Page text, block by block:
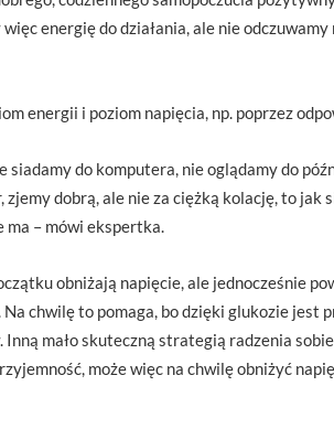
energię do działania, ale nie odczuwamy
energii i poziom napięcia, np. poprzez
siadamy do komputera, nie oglądamy do
dobrą, ale nie za ciężką kolację, to jak
ma – mówi ekspertka.
obniżają napięcie, ale jednocześnie
chwilę to pomaga, bo dzięki glukozie jest
mało skuteczną strategią radzenia
może więc na chwilę obniżyć